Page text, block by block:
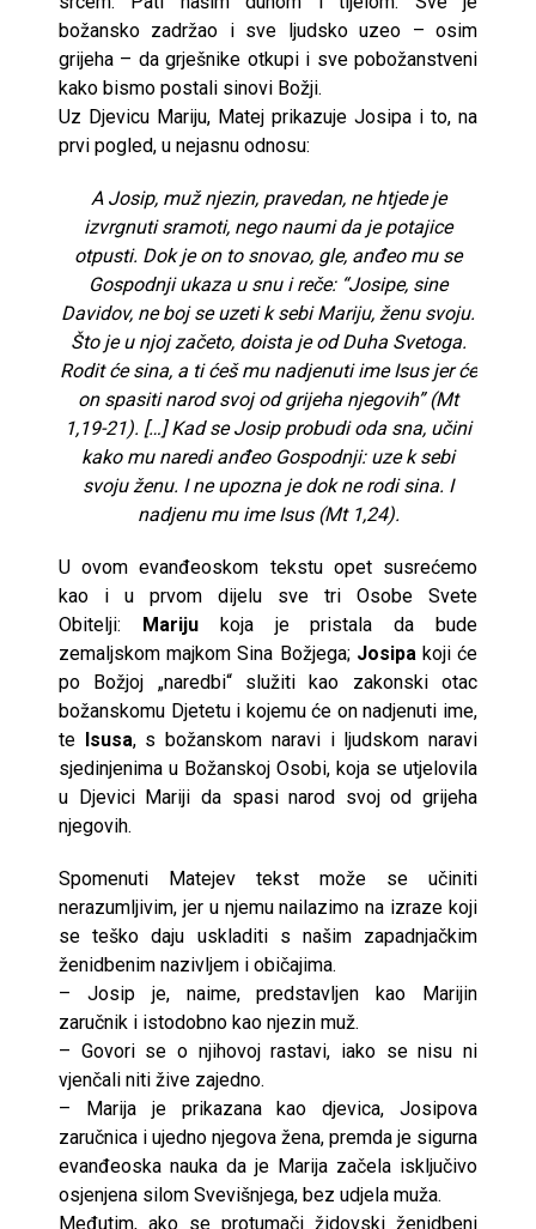
božansko zadržao i sve ljudsko uzeo – osim
grijeha – da grješnike otkupi i sve pobožanstveni
kako bismo postali sinovi Božji.
Uz Djevicu Mariju, Matej prikazuje Josipa i to, na
prvi pogled, u nejasnu odnosu:
A Josip, muž njezin, pravedan, ne htjede je
izvrgnuti sramoti, nego naumi da je potajice
otpusti. Dok je on to snovao, gle, anđeo mu se
Gospodnji ukaza u snu i reče: “Josipe, sine
Davidov, ne boj se uzeti k sebi Mariju, ženu svoju.
Što je u njoj začeto, doista je od Duha Svetoga.
Rodit će sina, a ti ćeš mu nadjenuti ime Isus jer će
on spasiti narod svoj od grijeha njegovih” (Mt
1,19-21). […] Kad se Josip probudi oda sna, učini
kako mu naredi anđeo Gospodnji: uze k sebi
svoju ženu. I ne upozna je dok ne rodi sina. I
nadjenu mu ime Isus (Mt 1,24).
U ovom evanđeoskom tekstu opet susrećemo
kao i u prvom dijelu sve tri Osobe Svete
Obitelji: Marijukoja je pristala da bude
zemaljskom majkom Sina Božjega; Josipakoji će
po Božjoj „naredbi“ služiti kao zakonski otac
božanskomu Djetetu i kojemu će on nadjenuti ime,
te Isusa, s božanskom naravi i ljudskom naravi
sjedinjenima u Božanskoj Osobi, koja se utjelovila
u Djevici Mariji da spasi narod svoj od grijeha
njegovih.
Spomenuti Matejev tekst može se učiniti
nerazumljivim, jer u njemu nailazimo na izraze koji
se teško daju uskladiti s našim zapadnjačkim
ženidbenim nazivljem i običajima.
– Josip je, naime, predstavljen kao Marijin
zaručnik i istodobno kao njezin muž.
– Govori se o njihovoj rastavi, iako se nisu ni
vjenčali niti žive zajedno.
– Marija je prikazana kao djevica, Josipova
zaručnica i ujedno njegova žena, premda je sigurna
evanđeoska nauka da je Marija začela isključivo
osjenjena silom Svevišnjega, bez udjela muža.
Međutim, ako se protumači židovski ženidbeni